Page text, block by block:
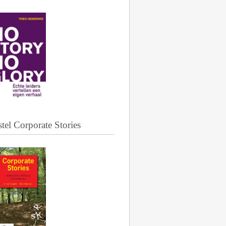
Corporate Stories